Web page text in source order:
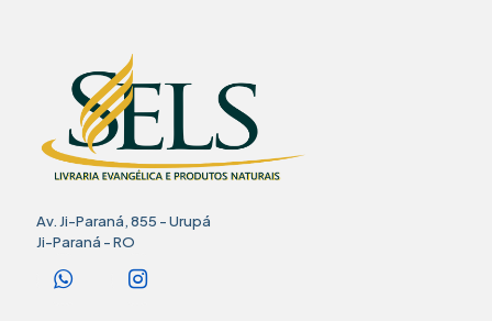
Av. Ji-Paraná, 855 - Urupá
Ji-Paraná - RO